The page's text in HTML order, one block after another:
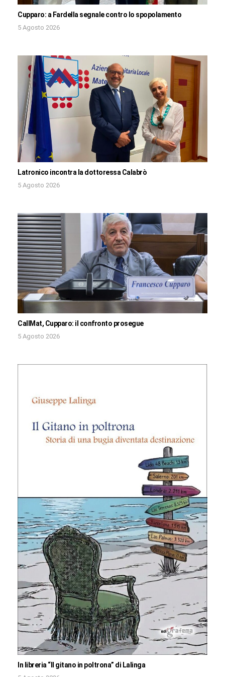
Cupparo: a Fardella segnale contro lo spopolamento
5 Agosto 2026
Latronico incontra la dottoressa Calabrò
5 Agosto 2026
CallMat, Cupparo: il confronto prosegue
5 Agosto 2026
In libreria “Il gitano in poltrona” di Lalinga